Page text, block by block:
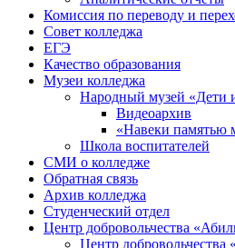
Комиссия по переводу и
Совет колледжа
ЕГЭ
Качество образования
Музеи колледжа
Народный музей «Дети
Видеоархив
«Навеки памятью
Школа воспитателей
СМИ о колледже
Обратная связь
Архив колледжа
Студенческий отдел
Центр добровольчества
Центр